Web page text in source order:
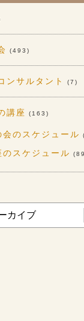
(493)
ンサルタント (7)
講座 (163)
会のスケジュール
のスケジュール